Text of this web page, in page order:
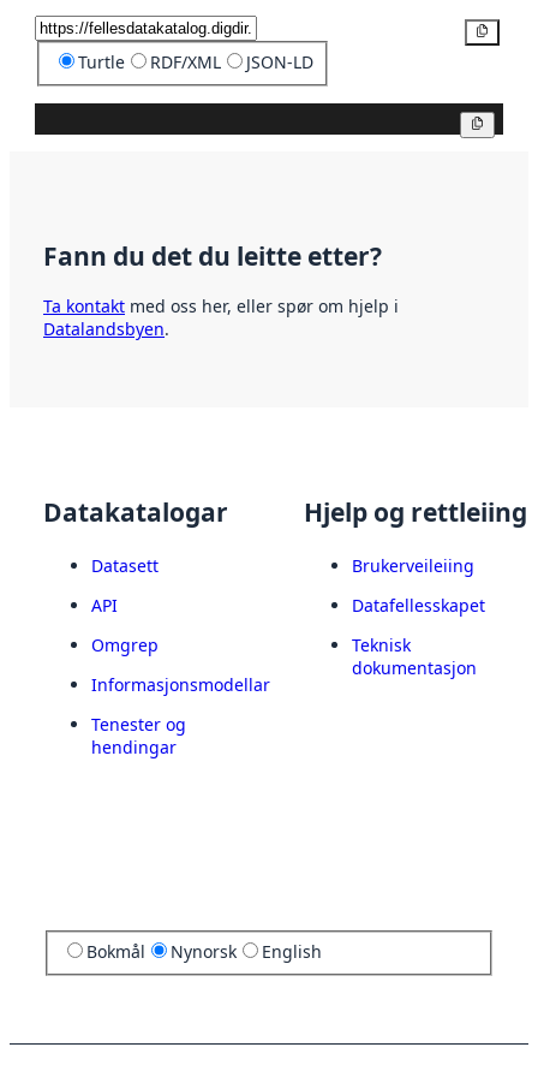
Turtle RDF/XML JSON-LD
Fann du det du leitte etter?
Ta kontakt med oss her, eller spør om hjelp i
Datalandsbyen.
Datakatalogar
Datasett
API
Omgrep
Informasjonsmodellar
Tenester og
hendingar
Hjelp og rettleiing
Brukerveileiing
Datafellesskapet
Teknisk
dokumentasjon
Bokmål Nynorsk English